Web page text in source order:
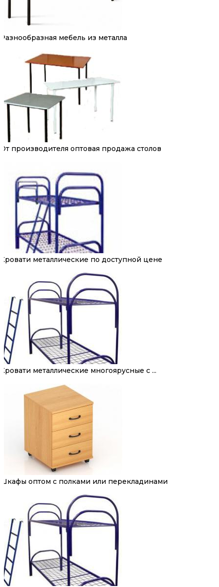
Разнообразная мебель из металла
От производителя оптовая продажа столов
Кровати металлические по доступной цене
Кровати металлические многоярусные с ...
Шкафы оптом с полками или перекладинами